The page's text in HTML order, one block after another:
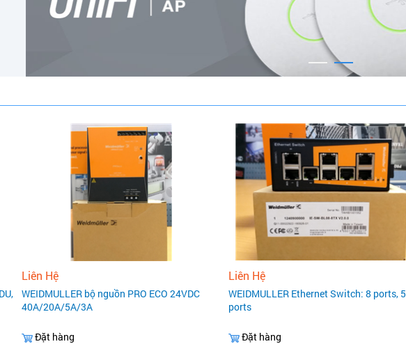
Liên Hệ
WEIDMULLER bộ nguồn PRO ECO 24VDC
40A/20A/5A/3A
Đặt hàng
Liên Hệ
WEIDMULLER Ethernet Switch: 8 ports, 5
ports
Đặt hàng